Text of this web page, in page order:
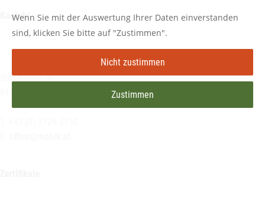
Kontakt
Schrauding 50
Wenn Sie mit der Auswertung Ihrer Daten einverstanden
sind, klicken Sie bitte auf "Zustimmen".
Nicht zustimmen
Zustimmen